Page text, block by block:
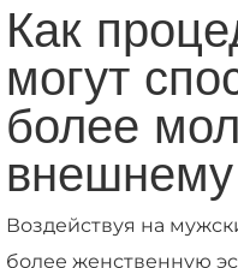
Как
могут
более
Воздействуя на
более женственную